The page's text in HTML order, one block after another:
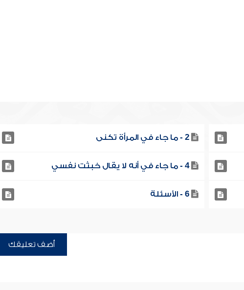
2 - ما جاء في المرأة تكنى
4 - ما جاء في أنه لا يقال خبثت نفسي
6 - الأسئلة
أضف تعليقك